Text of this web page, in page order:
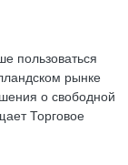
пользоваться
рынке
о свободной
Торговое